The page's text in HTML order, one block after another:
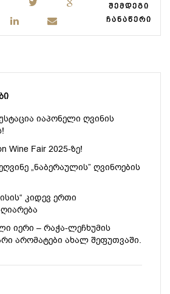
ᲨᲔᲛᲓᲔᲒᲘ
ᲩᲐᲜᲐᲬᲔᲠᲘ
იაპონელი ღვინის
Wine Fair 2025-ზე!
„ნაბერაულის” ღვინოების
კიდევ ერთი
იერი – რაჭა-ლეჩხუმის
არომატები ახალ შეფუთვაში.